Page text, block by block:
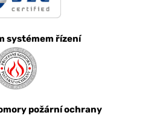
systémem řízení
požární ochrany